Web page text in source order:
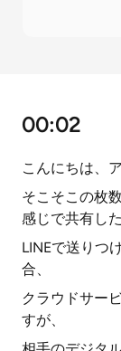
00:02
こんにちは、
そこそこの枚
感じで共有した
LINEで送りつ
合、
クラウドサー
すが、